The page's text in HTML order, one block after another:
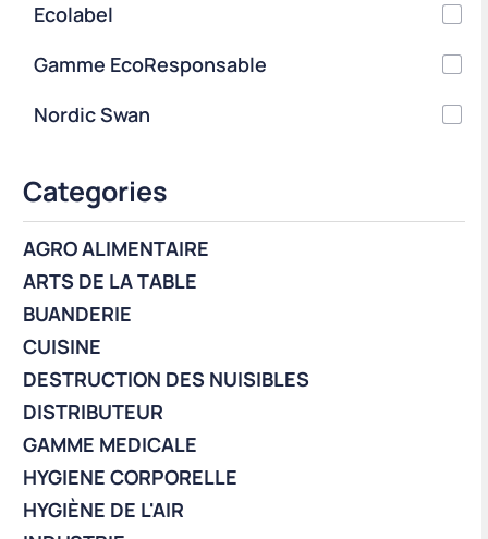
Ecolabel
Gamme EcoResponsable
Nordic Swan
Categories
AGRO ALIMENTAIRE
ARTS DE LA TABLE
BUANDERIE
CUISINE
DESTRUCTION DES NUISIBLES
DISTRIBUTEUR
GAMME MEDICALE
HYGIENE CORPORELLE
HYGIÈNE DE L'AIR